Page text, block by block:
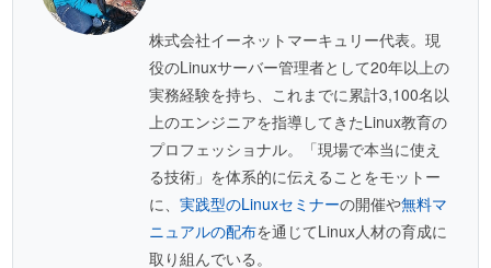
株式会社イーネットマーキュリー代表。現
役のLinuxサーバー管理者として20年以上の
実務経験を持ち、これまでに累計3,100名以
上のエンジニアを指導してきたLinux教育の
プロフェッショナル。「現場で本当に使え
る技術」を体系的に伝えることをモットー
に、実践型のLinuxセミナーの開催や無料マ
ニュアルの配布を通じてLinux人材の育成に
取り組んでいる。